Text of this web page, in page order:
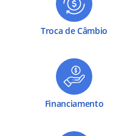
Troca de Câmbio
Financiamento